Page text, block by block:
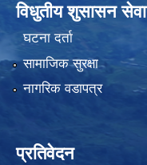
विधुतीय शुसासन सेवा
घटना दर्ता
सामाजिक सुरक्षा
नागरिक वडापत्र
प्रतिवेदन